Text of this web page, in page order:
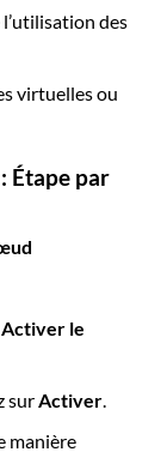
des
virtuelles ou
Étape par
le
sur Activer.
manière